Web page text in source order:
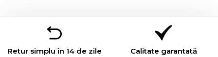
Retur simplu în 14 de zile Calitate garantată